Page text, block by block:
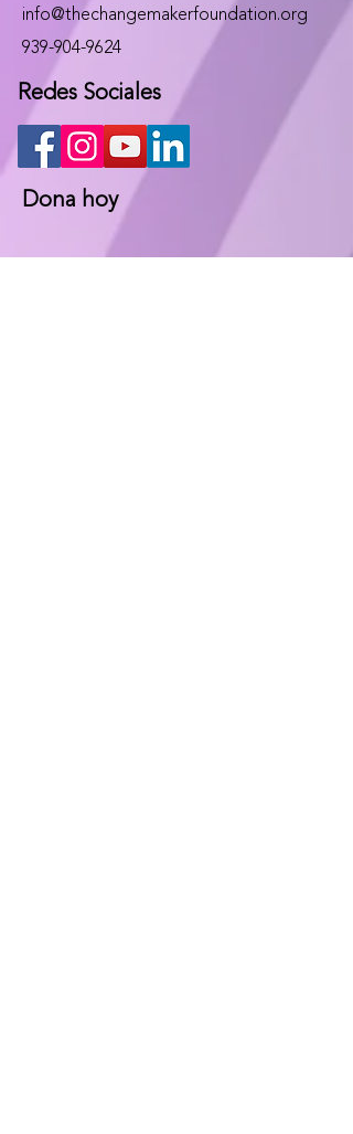
info@thechangemakerfoundation.org
939-904-9624
Redes Sociales
Dona hoy